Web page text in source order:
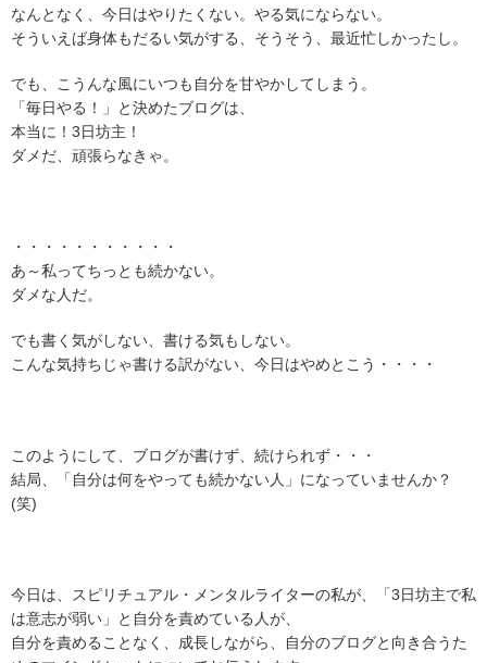
なんとなく、今日はやりたくない。やる気にならない。
そういえば身体もだるい気がする、そうそう、最近忙しかったし。
でも、こうんな風にいつも自分を甘やかしてしまう。
「毎日やる！」と決めたブログは、
本当に！3日坊主！
ダメだ、頑張らなきゃ。
・・・・・・・・・・・
あ～私ってちっとも続かない。
ダメな人だ。
でも書く気がしない、書ける気もしない。
こんな気持ちじゃ書ける訳がない、今日はやめとこう・・・・
このようにして、ブログが書けず、続けられず・・・
結局、「自分は何をやっても続かない人」になっていませんか？
(笑)
今日は、スピリチュアル・メンタルライターの私が、「3日坊主で私
は意志が弱い」と自分を責めている人が、
自分を責めることなく、成長しながら、自分のブログと向き合うた